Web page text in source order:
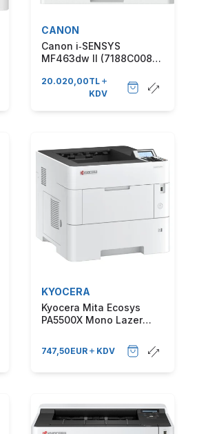
CANON
Canon i‑SENSYS
MF463dw II (7188C008)
Fonksiyonlu Lazer Yazıcı
20.020,00TL
KDV
KYOCERA
Kyocera Mita Ecosys
PA5500X Mono Lazer
747,50EUR KDV